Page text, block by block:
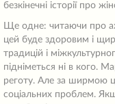
безкінечні історії про
Ще одне: читаючи про
цей буде здоровим і
традицій і
підніметься ні в кого.
реготу. Але за ширмою
соціальних проблем.